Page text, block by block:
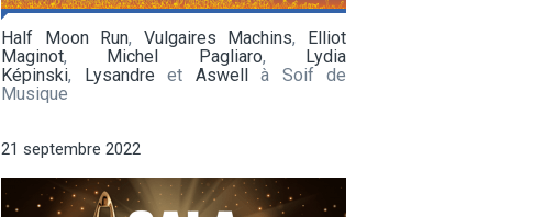
Half Moon Run, Vulgaires Machins, Elliot
Maginot, Michel Pagliaro, Lydia
Képinski, Lysandre et Aswellà Soif de
Musique
21 septembre 2022